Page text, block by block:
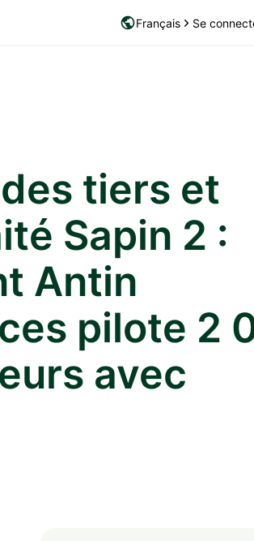
Français Se
tiers et
Sapin 2 :
Antin
pilote 2
avec